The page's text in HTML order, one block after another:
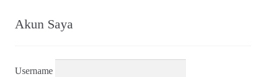
Akun Saya
Username